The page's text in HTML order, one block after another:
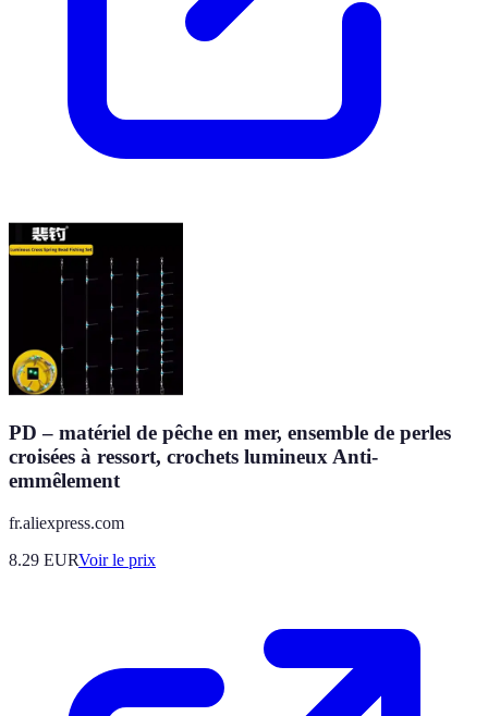
PD – matériel de pêche en mer, ensemble de perles
croisées à ressort, crochets lumineux Anti-
emmêlement
fr.aliexpress.com
8.29 EURVoir le prix